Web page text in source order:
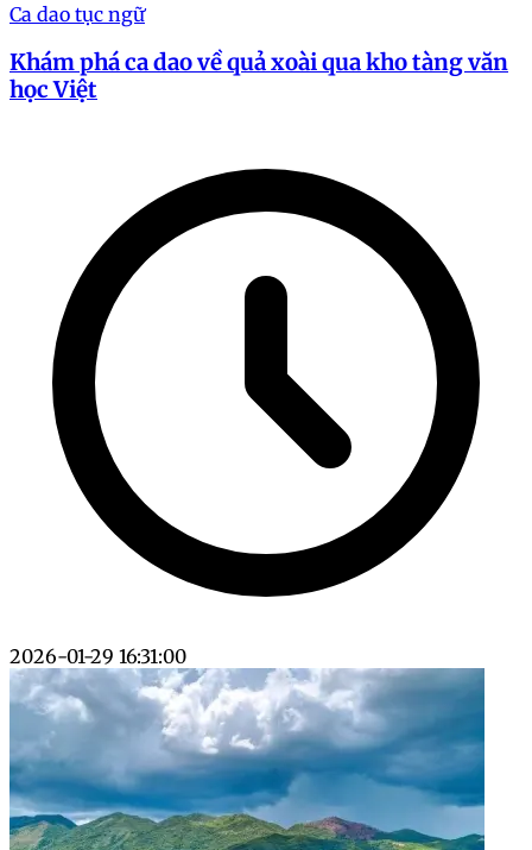
Ca dao tục ngữ
Khám phá ca dao về quả xoài qua kho tàng văn
học Việt
2026-01-29 16:31:00